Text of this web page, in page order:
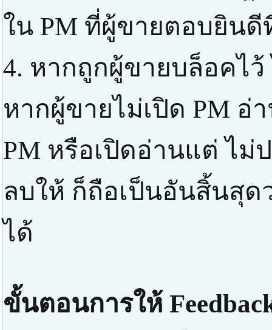
ใน PM ที่ผู้ขายตอบยินดี
4. หากถูกผู้ขายบล็อคไว้
หากผู้ขายไม่เปิด PM อ่
PM หรือเปิดอ่านแต่ ไม่
ลบให้ ก็ถือเป็นอันสิ้นสุด
ได้
ขั้นตอนการให้